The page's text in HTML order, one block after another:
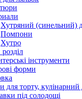
Хутряний (синельний)
Помпони
Хутро
інструменти
форми
для торту, кулінарний
під солодощі